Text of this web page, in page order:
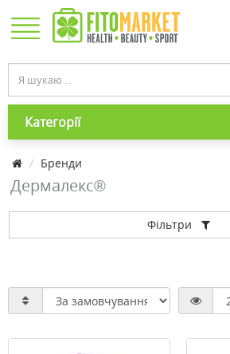
Категорії
Бренди
Дермалекс®
Фільтри